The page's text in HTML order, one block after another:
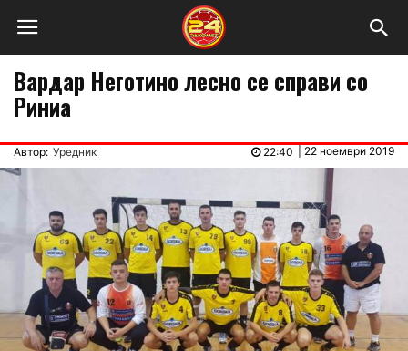
Вардар Неготино лесно се справи со
Риниа
Автор: Уредник 22 ноември 2019
22:40